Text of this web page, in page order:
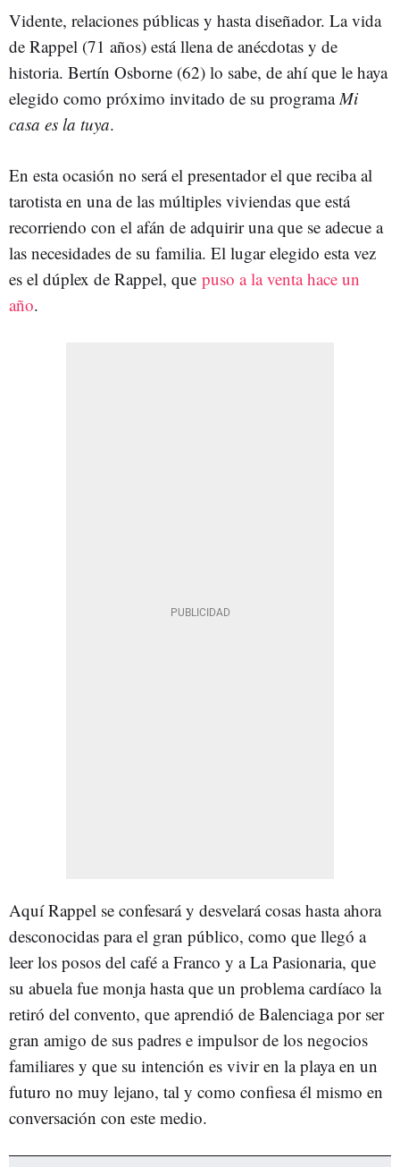
Vidente, relaciones públicas y hasta diseñador. La vida
de Rappel (71 años) está llena de anécdotas y de
historia. Bertín Osborne (62) lo sabe, de ahí que le haya
elegido como próximo invitado de su programaMi
casa es la tuya.
En esta ocasión no será el presentador el que reciba al
tarotista en una de las múltiples viviendas que está
recorriendo con el afán de adquirir una que se adecue a
las necesidades de su familia. El lugar elegido esta vez
es el dúplex de Rappel, que puso a la venta hace un
año.
Aquí Rappel se confesará y desvelará cosas hasta ahora
desconocidas para el gran público, como que llegó a
leer los posos del café a Franco y a La Pasionaria, que
su abuela fue monja hasta que un problema cardíaco la
retiró del convento, que aprendió de Balenciaga por ser
gran amigo de sus padres e impulsor de los negocios
familiares y que su intención es vivir en la playa en un
futuro no muy lejano, tal y como confiesa él mismo en
conversación con este medio.